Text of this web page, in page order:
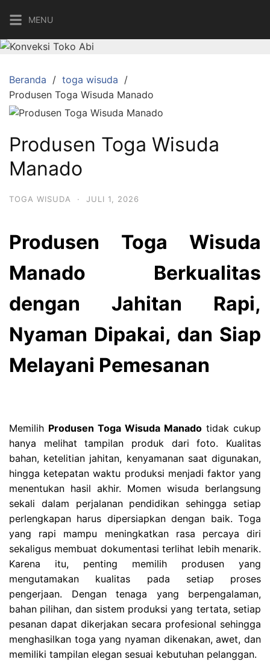
ke
konten
MENU
Beranda
toga wisuda
Produsen Toga Wisuda Manado
Produsen Toga Wisuda
Manado
TOGA WISUDA · JULI 1, 2026
Produsen Toga Wisuda
Manado Berkualitas
dengan Jahitan Rapi,
Nyaman Dipakai, dan Siap
Melayani Pemesanan
Memilih Produsen Toga Wisuda Manado tidak cukup
hanya melihat tampilan produk dari foto. Kualitas
bahan, ketelitian jahitan, kenyamanan saat digunakan,
hingga ketepatan waktu produksi menjadi faktor yang
menentukan hasil akhir. Momen wisuda berlangsung
sekali dalam perjalanan pendidikan sehingga setiap
perlengkapan harus dipersiapkan dengan baik. Toga
yang rapi mampu meningkatkan rasa percaya diri
sekaligus membuat dokumentasi terlihat lebih menarik.
Karena itu, penting memilih produsen yang
mengutamakan kualitas pada setiap proses
pengerjaan. Dengan tenaga yang berpengalaman,
bahan pilihan, dan sistem produksi yang tertata, setiap
pesanan dapat dikerjakan secara profesional sehingga
menghasilkan toga yang nyaman dikenakan, awet, dan
memiliki tampilan elegan sesuai kebutuhan pelanggan.